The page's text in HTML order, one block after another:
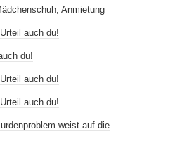
Anmietung
auch du!
du!
auch du!
auch du!
weist auf die